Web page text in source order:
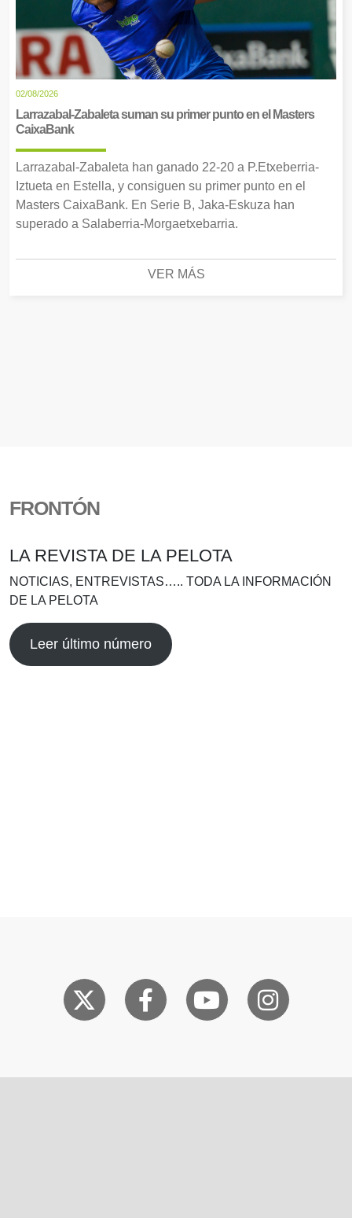
02/08/2026
Larrazabal-Zabaleta suman su primer punto en el Masters
CaixaBank
Larrazabal-Zabaleta han ganado 22-20 a P.Etxeberria-
Iztueta en Estella, y consiguen su primer punto en el
Masters CaixaBank. En Serie B, Jaka-Eskuza han
superado a Salaberria-Morgaetxebarria.
VER MÁS
FRONTÓN
LA REVISTA DE LA PELOTA
NOTICIAS, ENTREVISTAS….. TODA LA INFORMACIÓN
DE LA PELOTA
Leer último número